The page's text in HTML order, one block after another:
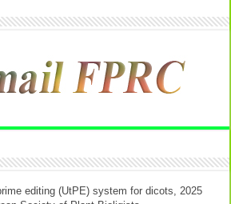
editing (UtPE) system for dicots, 2025